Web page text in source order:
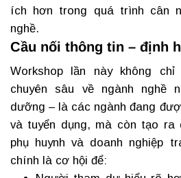
ích hơn trong quá trình cân
nghề.
Cầu nối thông tin – định
Workshop lần này không
chuyên sâu về ngành nghề
dưỡng – là các ngành đang
và tuyển dụng, mà còn tạo ra
phụ huynh và doanh nghiệp
chính là cơ hội để: